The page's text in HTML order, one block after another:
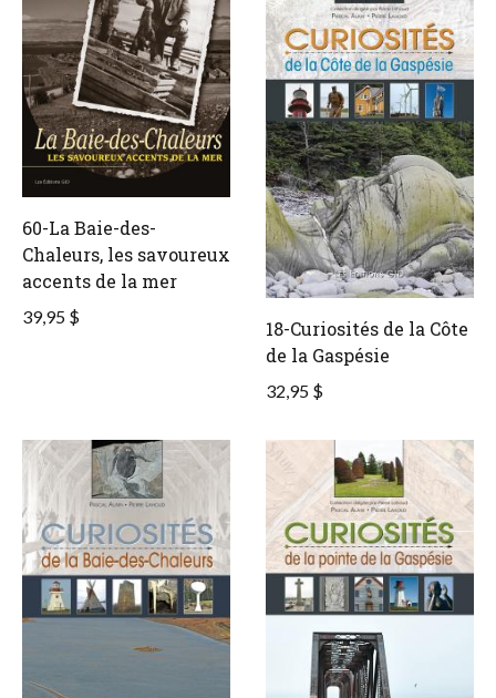
60-La Baie-des-
Chaleurs, les savoureux
accents de la mer
39,95 $
18-Curiosités de la Côte
de la Gaspésie
32,95 $